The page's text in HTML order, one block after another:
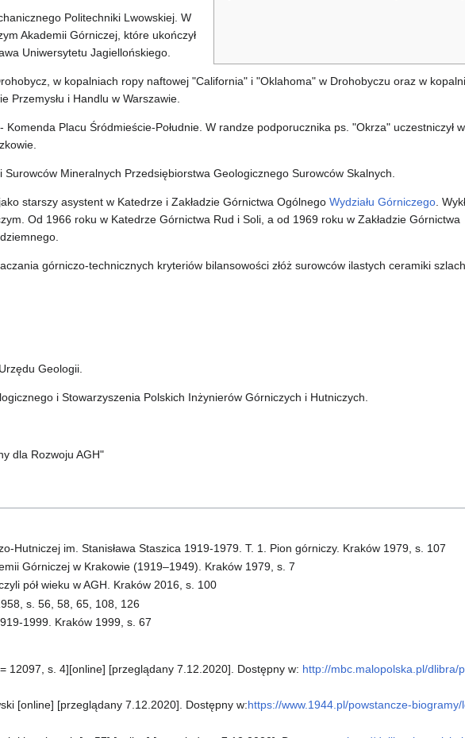
Politechniki Lwowskiej. W
Akademii Górniczej, które ukończył
Uniwersytetu Jagiellońskiego.
w kopalniach ropy naftowej "California" i "Oklahoma" w Drohobyczu oraz w
Przemysłu i Handlu w Warszawie.
Komenda Placu Śródmieście-Południe. W randze podporucznika ps. "Okrza" uczestniczył w
Mineralnych Przedsiębiorstwa Geologicznego Surowców Skalnych.
starszy asystent w Katedrze i Zakładzie Górnictwa Ogólnego Wydziału Górniczego .
Od 1966 roku w Katedrze Górnictwa Rud i Soli, a od 1969 roku w Zakładzie Górnictwa
górniczo-technicznych kryteriów bilansowości złóż surowców ilastych ceramiki
Geologii.
i Stowarzyszenia Polskich Inżynierów Górniczych i Hutniczych.
dla Rozwoju AGH"
Hutniczej im. Stanisława Staszica 1919-1979. T. 1. Pion górniczy. Kraków 1979, s. 107
Górniczej w Krakowie (1919–1949). Kraków 1979, s. 7
pół wieku w AGH. Kraków 2016, s. 100
s. 56, 58, 65, 108, 126
1999. Kraków 1999, s. 67
12097, s. 4][online] [przeglądany 7.12.2020]. Dostępny w: http://mbc.malopolska.pl/dlibra/
[online] [przeglądany 7.12.2020]. Dostępny w:https://www.1944.pl/powstancze-